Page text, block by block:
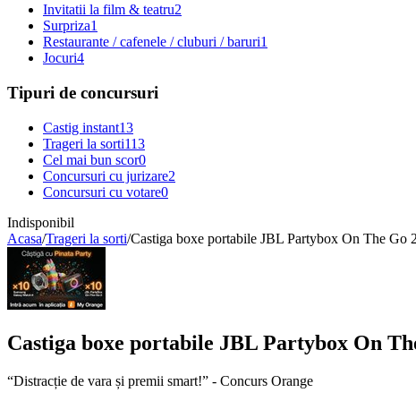
Invitatii la film & teatru2
Surpriza1
Restaurante / cafenele / cluburi / baruri1
Jocuri4
Tipuri de concursuri
Castig instant13
Trageri la sorti113
Cel mai bun scor0
Concursuri cu jurizare2
Concursuri cu votare0
Indisponibil
Acasa/Trageri la sorti/Castiga boxe portabile JBL Partybox On The Go
Castiga boxe portabile JBL Partybox On
“Distracție de vara și premii smart!” - Concurs Orange